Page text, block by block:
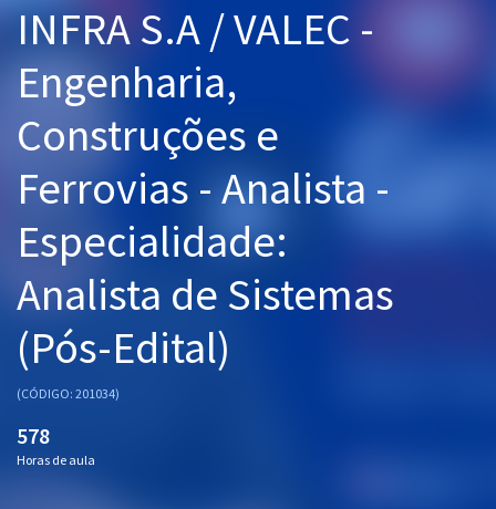
Cursos 20% OFF
Pós
Graduação
OAB
Questões grátis
Conteúdo gratuito
Blog
INFRA S.A / VALEC -
Engenharia,
Construções e
Ferrovias - Analista -
Especialidade:
Analista de Sistemas
(Pós-Edital)
(CÓDIGO: 201034)
578
Horas de aula